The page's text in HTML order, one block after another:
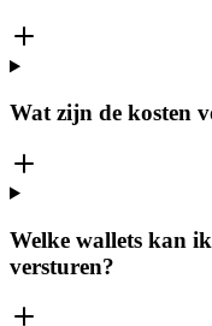
Wat zijn de kosten
Welke wallets kan
versturen?